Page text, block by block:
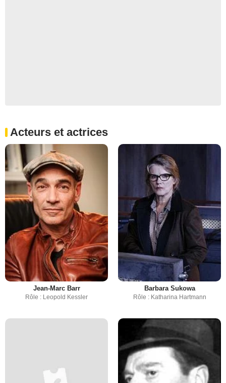
Acteurs et actrices
Jean-Marc Barr
Rôle : Leopold Kessler
Barbara Sukowa
Rôle : Katharina Hartmann